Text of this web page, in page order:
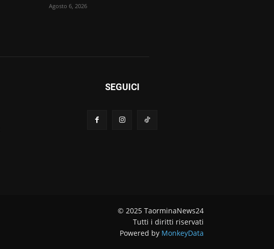
Agosto 6, 2026
SEGUICI
© 2025 TaorminaNews24
Tutti i diritti riservati
Powered by MonkeyData